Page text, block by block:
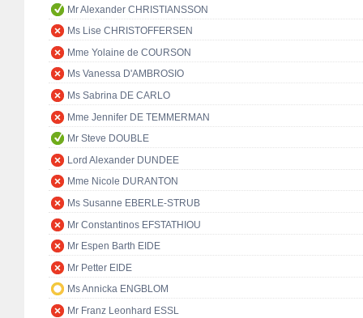
Mr Alexander CHRISTIANSSON
Ms Lise CHRISTOFFERSEN
Mme Yolaine de COURSON
Ms Vanessa D'AMBROSIO
Ms Sabrina DE CARLO
Mme Jennifer DE TEMMERMAN
Mr Steve DOUBLE
Lord Alexander DUNDEE
Mme Nicole DURANTON
Ms Susanne EBERLE-STRUB
Mr Constantinos EFSTATHIOU
Mr Espen Barth EIDE
Mr Petter EIDE
Ms Annicka ENGBLOM
Mr Franz Leonhard ESSL